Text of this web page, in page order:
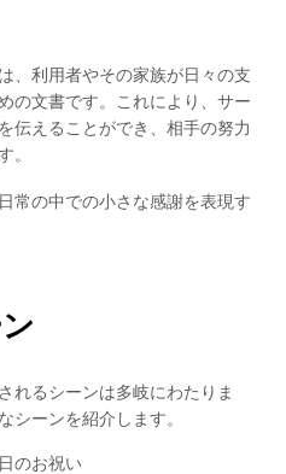
、利用者やその家族が日々の支
の文書です。これにより、サー
伝えることができ、相手の努力
。
常の中での小さな感謝を表現す
れるシーンは多岐にわたりま
シーンを紹介します。
のお祝い